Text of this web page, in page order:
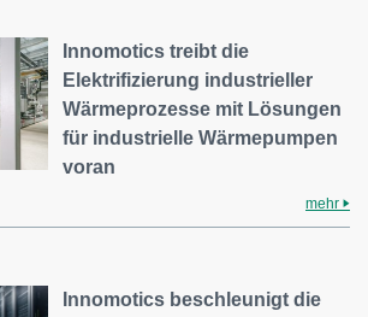
Innomotics treibt die
Elektrifizierung industrieller
Wärmeprozesse mit Lösungen
für industrielle Wärmepumpen
voran
mehr
Innomotics beschleunigt die